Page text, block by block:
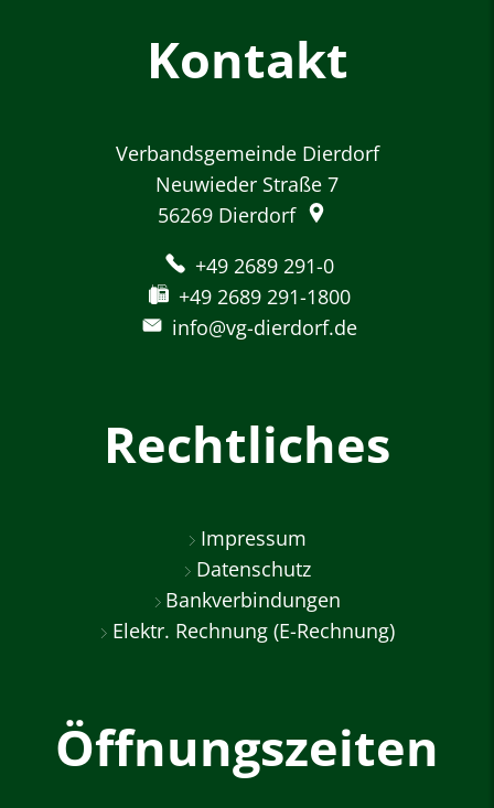
Kontakt
Verbandsgemeinde Dierdorf
Neuwieder Straße 7
56269 Dierdorf
+49 2689 291-0
+49 2689 291-1800
info@vg-dierdorf.de
Rechtliches
Impressum
Datenschutz
Bankverbindungen
Elektr. Rechnung (E-Rechnung)
Öffnungszeiten